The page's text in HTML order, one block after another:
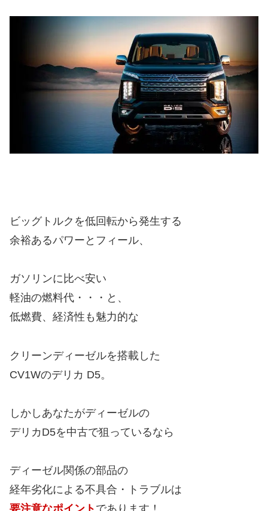
ビッグトルクを低回転から発生する
余裕あるパワーとフィール、
ガソリンに比べ安い
軽油の燃料代・・・と、
低燃費、経済性も魅力的な
クリーンディーゼルを搭載した
CV1Wのデリカ D5。
しかしあなたがディーゼルの
デリカD5を中古で狙っているなら
ディーゼル関係の部品の
経年劣化による不具合・トラブルは